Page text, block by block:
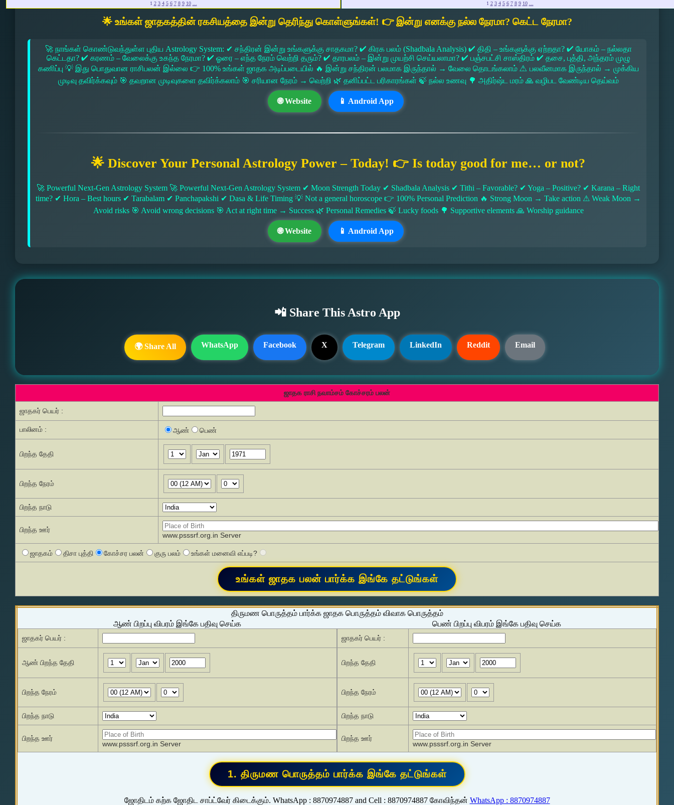
1 2 3 4 5 6 7 8 9 10 ... 1 2 3 4 5 6 7 8 9 10 ...
🌟 உங்கள் ஜாதகத்தின் ரகசியத்தை இன்று தெரிந்து கொள்ளுங்கள்! 👉 இன்று எனக்கு நல்ல நேரமா? கெட்ட நேரமா?
🚀 நாங்கள் கொண்டுவந்துள்ள புதிய Astrology System: ✔ சந்திரன் இன்று உங்களுக்கு சாதகமா? ✔ கிரக பலம் (Shadbala Analysis) ✔ திதி – உங்களுக்கு ஏற்றதா? ✔ யோகம் – நல்லதா
கெட்டதா? ✔ கரணம் – வேலைக்கு உகந்த நேரமா? ✔ ஓரை – எந்த நேரம் வெற்றி தரும்? ✔ தாரபலம் – இன்று முயற்சி செய்யலாமா? ✔ பஞ்சபட்சி சாஸ்திரம் ✔ தசை, புத்தி, அந்தரம் முழு
கணிப்பு 💡 இது பொதுவான ராசிபலன் இல்லை 👉 100% உங்கள் ஜாதக அடிப்படையில் 🔥 இன்று சந்திரன் பலமாக இருந்தால் → வேலை தொடங்கலாம் ⚠ பலவீனமாக இருந்தால் → முக்கிய
முடிவு தவிர்க்கவும் 🎯 தவறான முடிவுகளை தவிர்க்கலாம் 🎯 சரியான நேரம் → வெற்றி 🌿 தனிப்பட்ட பரிகாரங்கள் 🍃 நல்ல உணவு 🌳 அதிர்ஷ்ட மரம் 🙏 வழிபட வேண்டிய தெய்வம்
🌐 Website 📱 Android App
🌟 Discover Your Personal Astrology Power – Today! 👉 Is today good for me… or not?
🚀 Powerful Next-Gen Astrology System 🚀 Powerful Next-Gen Astrology System ✔ Moon Strength Today ✔ Shadbala Analysis ✔ Tithi – Favorable? ✔ Yoga – Positive? ✔ Karana – Right
time? ✔ Hora – Best hours ✔ Tarabalam ✔ Panchapakshi ✔ Dasa & Life Timing 💡 Not a general horoscope 👉 100% Personal Prediction 🔥 Strong Moon → Take action ⚠ Weak Moon →
Avoid risks 🎯 Avoid wrong decisions 🎯 Act at right time → Success 🌿 Personal Remedies 🍃 Lucky foods 🌳 Supportive elements 🙏 Worship guidance
🌐 Website 📱 Android App
📲 Share This Astro App
🌍 Share All WhatsApp Facebook X Telegram LinkedIn Reddit Email
ஜாதக ராசி நவாம்சம் கோச்சரம் பலன்
ஜாதகர் பெயர் :
பாலினம் : ஆண் பெண்
பிறந்த தேதி
பிறந்த நேரம்
பிறந்த நாடு
பிறந்த ஊர்
www.psssrf.org.in Server
ஜாதகம் திசா புத்தி கோச்சர பலன் குரு பலம் உங்கள் மனைவி எப்படி?
திருமண பொருத்தம் பார்க்க ஜாதக பொருத்தம் விவாக பொருத்தம்
ஆண் பிறப்பு விபரம் இங்கே பதிவு செய்க
பெண் பிறப்பு விபரம் இங்கே பதிவு செய்க
ஜாதகர் பெயர் :
ஆண் பிறந்த தேதி
பிறந்த நேரம்
பிறந்த நாடு
பிறந்த ஊர்
www.psssrf.org.in Server
ஜாதகர் பெயர் :
பிறந்த தேதி
பிறந்த நேரம்
பிறந்த நாடு
பிறந்த ஊர்
www.psssrf.org.in Server
ஜோதிடம் கற்க ஜோதிட சாப்ட்வேர் கிடைக்கும். WhatsApp : 8870974887 and Cell : 8870974887 கோவிந்தன் WhatsApp : 8870974887